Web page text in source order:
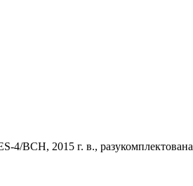
4/BCH, 2015 г. в., разукомплектована